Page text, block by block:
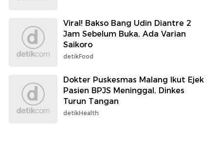
Viral! Bakso Bang Udin Diantre 2
Jam Sebelum Buka, Ada Varian
Saikoro
detikFood
Dokter Puskesmas Malang Ikut Ejek
Pasien BPJS Meninggal, Dinkes
Turun Tangan
detikHealth